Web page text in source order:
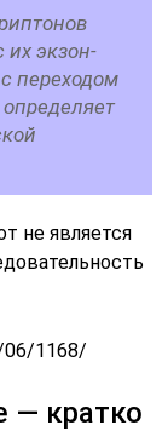
их экзон-
переходом
не является
06/1168/
— кратко